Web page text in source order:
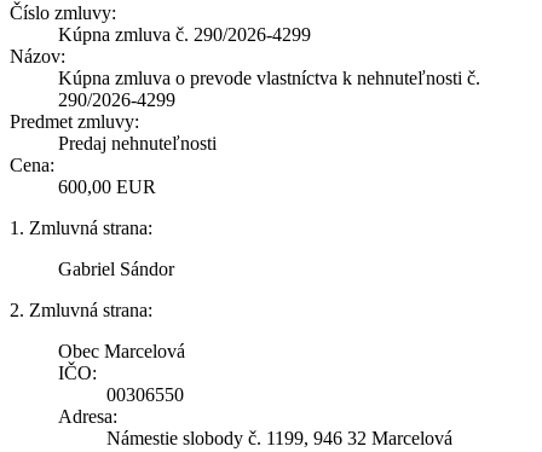
Číslo zmluvy:
Kúpna zmluva č. 290/2026-4299
Názov:
Kúpna zmluva o prevode vlastníctva k nehnuteľnosti č.
290/2026-4299
Predmet zmluvy:
Predaj nehnuteľnosti
Cena:
600,00 EUR
1. Zmluvná strana:
Gabriel Sándor
2. Zmluvná strana:
Obec Marcelová
IČO:
00306550
Adresa:
Námestie slobody č. 1199, 946 32 Marcelová